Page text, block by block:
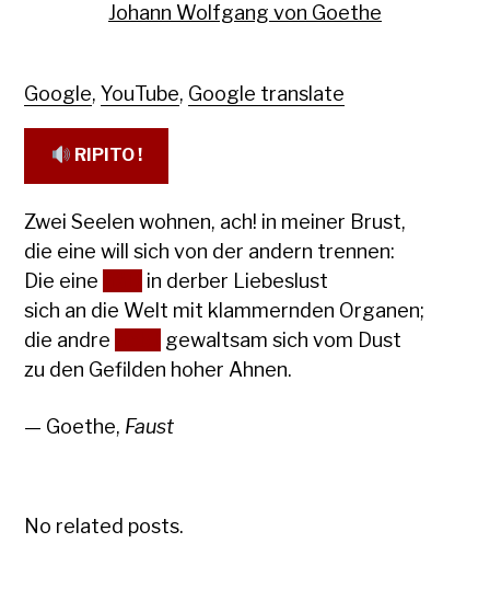
Johann Wolfgang von Goethe
Google,YouTube, Google translate
RIPITO !
Zwei Seelen wohnen, ach! in meiner Brust,
die eine will sich von der andern trennen:
Die eine
in derber Liebeslust
sich an die Welt mit klammernden Organen;
die andre
gewaltsam sich vom Dust
zu den Gefilden hoher Ahnen.
— Goethe, Faust
No related posts.